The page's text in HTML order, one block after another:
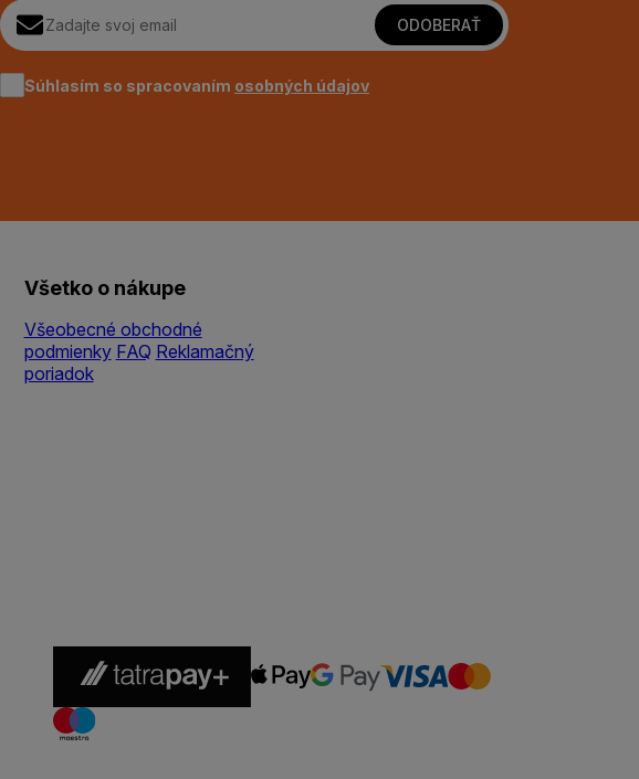
ODOBERAŤ
Súhlasím so spracovaním osobných údajov
Všetko o nákupe
Všeobecné obchodné
podmienky FAQ Reklamačný
poriadok